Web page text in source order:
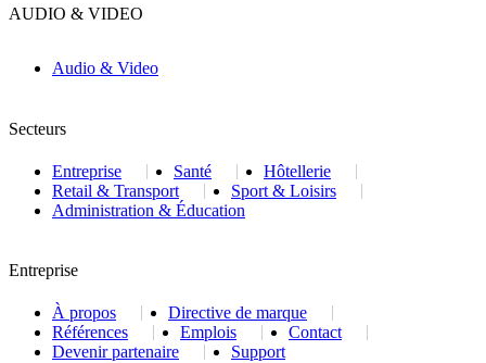
AUDIO & VIDEO
Audio & Video
Secteurs
Entreprise Santé
Hôtellerie
Retail & Transport
Sport & Loisirs
Administration & Éducation
Entreprise
À propos
Directive de marque
Références
Emplois
Contact
Devenir partenaire
Support